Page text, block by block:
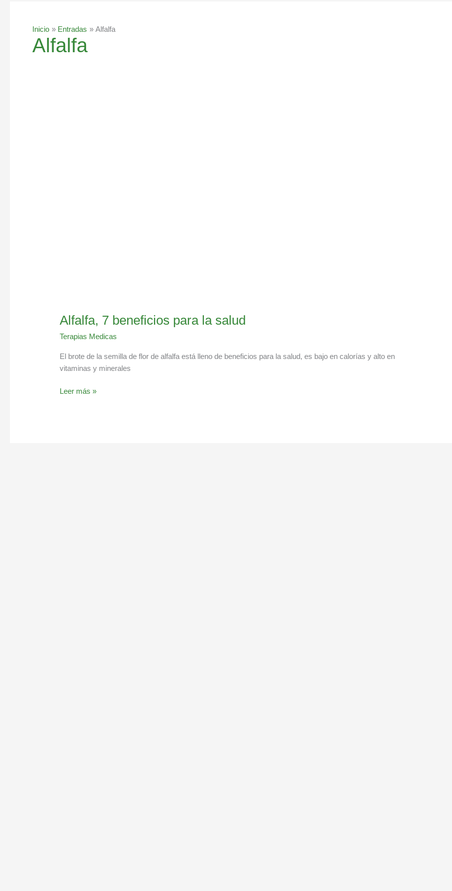
Inicio Entradas Alfalfa
Alfalfa
Alfalfa, 7 beneficios para la salud
Terapias Medicas
El brote de la semilla de flor de alfalfa está lleno de beneficios para la salud, es bajo en calorías y alto en
vitaminas y minerales
Leer más »